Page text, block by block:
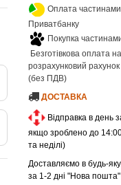
Оплата частинами
Приватбанку
Покупка
Безготівкова оплата на
розрахунковий
(без ПДВ)
ДОСТАВКА
Відправка в день
якщо зроблено до
та неділі)
Доставляємо в будь-яку
за 1-2 дні "Нова пошта"